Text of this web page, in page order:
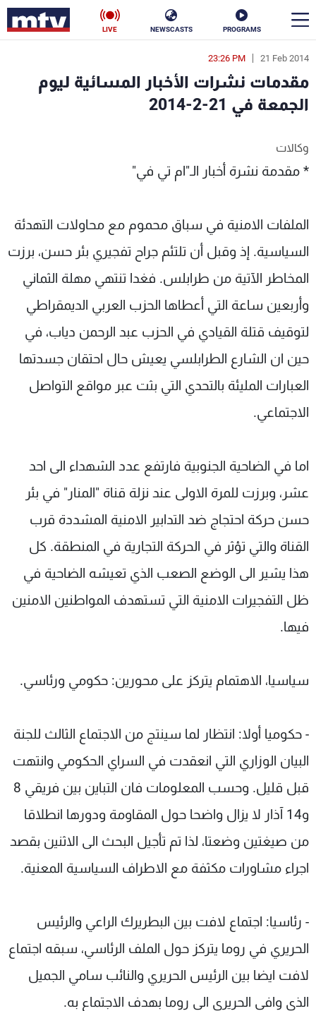
PROGRAMS
NEWSCASTS
LIVE
21 Feb 2014
23:26 PM
مقدمات نشرات الأخبار المسائية ليوم
الجمعة في 21-2-2014
وكالات
* مقدمة نشرة أخبار الـ"ام تي في"
الملفات الامنية في سباق محموم مع محاولات التهدئة
السياسية. إذ وقبل أن تلتئم جراح تفجيري بئر حسن، برزت
المخاطر الآتية من طرابلس. فغدا تنتهي مهلة الثماني
وأربعين ساعة التي أعطاها الحزب العربي الديمقراطي
لتوقيف قتلة القيادي في الحزب عبد الرحمن دياب، في
حين ان الشارع الطرابلسي يعيش حال احتقان جسدتها
العبارات المليئة بالتحدي التي بثت عبر مواقع التواصل
الاجتماعي.
اما في الضاحية الجنوبية فارتفع عدد الشهداء الى احد
عشر، وبرزت للمرة الاولى عند نزلة قناة "المنار" في بئر
حسن حركة احتجاج ضد التدابير الامنية المشددة قرب
القناة والتي تؤثر في الحركة التجارية في المنطقة. كل
هذا يشير الى الوضع الصعب الذي تعيشه الضاحية في
ظل التفجيرات الامنية التي تستهدف المواطنين الامنين
فيها.
سياسيا، الاهتمام يتركز على محورين: حكومي ورئاسي.
- حكوميا أولا: انتظار لما سينتج من الاجتماع الثالث للجنة
البيان الوزاري التي انعقدت في السراي الحكومي وانتهت
قبل قليل. وحسب المعلومات فان التباين بين فريقي 8
و14 آذار لا يزال واضحا حول المقاومة ودورها انطلاقا
من صيغتين وضعتا، لذا تم تأجيل البحث الى الاثنين بقصد
اجراء مشاورات مكثفة مع الاطراف السياسية المعنية.
- رئاسيا: اجتماع لافت بين البطريرك الراعي والرئيس
الحريري في روما يتركز حول الملف الرئاسي، سبقه اجتماع
لافت ايضا بين الرئيس الحريري والنائب سامي الجميل
الذي وافى الحريري الى روما بهدف الاجتماع به.
en
الأخبار
كأس العالم
البرامج
جدول البرامج
شاهد البرامج
الترددات
الإنـتـاج
وظائف